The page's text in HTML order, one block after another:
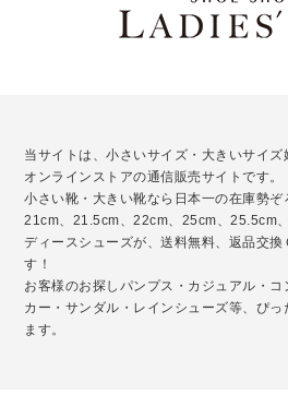
当サイトは、小さいサイズ・大きいサイ
オンラインストアの通信販売サイトです。
小さい靴・大きい靴なら日本一の在庫勢ぞ
21cm、21.5cm、22cm、25cm、25.5cm
ディースシューズが、送料無料、返品交
す！
お客様のお探しパンプス・カジュアル・
カー・サンダル・レインシューズ等、ぴっ
ます。